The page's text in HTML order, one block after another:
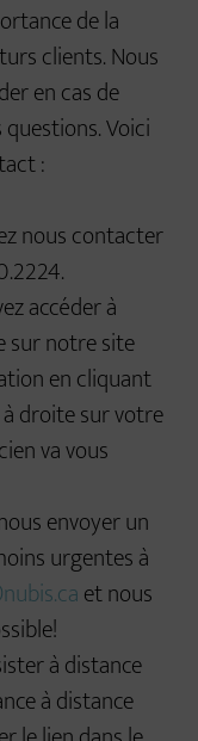
de la
clients. Nous
en cas de
Voici
:
nous contacter
accéder à
sur notre site
en cliquant
droite sur votre
va vous
envoyer un
urgentes à
et nous
à distance
à distance